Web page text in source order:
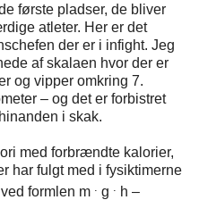
første pladser, de bliver
atleter. Her er det
der er i infight. Jeg
af skalaen hvor der er
og vipper omkring 7.
– og det er forbistret
i skak.
med forbrændte kalorier,
har fulgt med i fysiktimerne
formlen m
g
h –